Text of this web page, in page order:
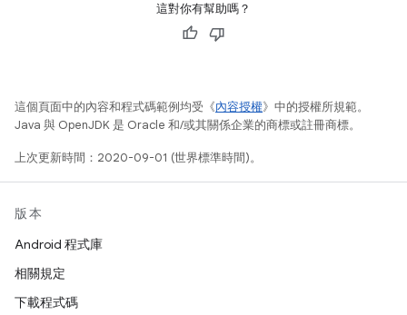
這對你有幫助嗎？
這個頁面中的內容和程式碼範例均受《內容授權》中的授權所規範。
Java 與 OpenJDK 是 Oracle 和/或其關係企業的商標或註冊商標。
上次更新時間：2020-09-01 (世界標準時間)。
版本
Android 程式庫
相關規定
下載程式碼